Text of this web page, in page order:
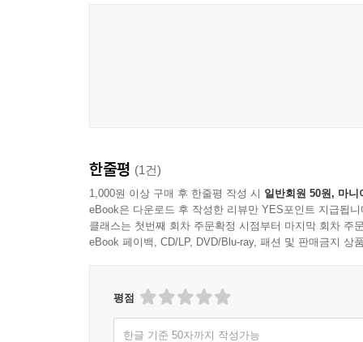
한줄평 (1건)
1,000원 이상 구매 후 한줄평 작성 시 일반회원 50원, 마니
eBook은 다운로드 후 작성한 리뷰만 YES포인트 지급됩니
클래스는 첫번째 회차 주문확정 시점부터 마지막 회차 주
eBook 페이백, CD/LP, DVD/Blu-ray, 패션 및 판매금지 상
평점
한글 기준 50자까지 작성가능